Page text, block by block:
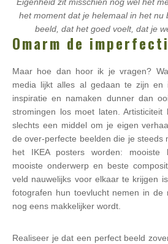
het moment dat je helemaal in het nu
beeld, dat het goed voelt, dat je
Omarm de
Maar hoe dan hoor ik je vragen?
media lijkt alles al gedaan te zijn en
inspiratie en namaken dunner dan
stromingen los moet laten. Artisticiteit
slechts een middel om je eigen
de over-perfecte beelden die je steeds
het IKEA posters worden: mooiste
mooiste onderwerp en beste
veld nauwelijks voor elkaar te krijgen
fotografen hun toevlucht nemen in de
nog eens makkelijker wordt.
Realiseer je dat een perfect beeld